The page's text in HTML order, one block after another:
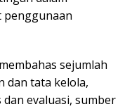
penggunaan
sejumlah
dan tata kelola,
evaluasi, sumber